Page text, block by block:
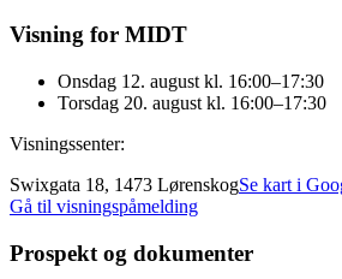
Visning for MIDT
Onsdag 12. august kl. 16:00–17:30
Torsdag 20. august kl. 16:00–17:30
Visningssenter:
Swixgata 18, 1473 LørenskogSe kart i
Gå til visningspåmelding
Prospekt og dokumenter